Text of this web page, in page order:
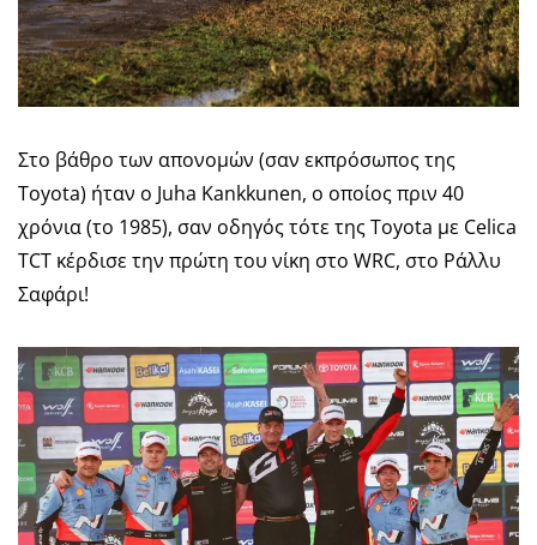
Στο βάθρο των απονομών (σαν εκπρόσωπος της
Toyota) ήταν ο Juha Kankkunen, o οποίος πριν 40
χρόνια (το 1985), σαν οδηγός τότε της Toyota με Celica
TCT κέρδισε την πρώτη του νίκη στο WRC, στο Ράλλυ
Σαφάρι!